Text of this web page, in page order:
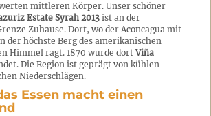
mittleren Körper. Unser schöner
Estate Syrah 2013 ist an der
Zuhause. Dort, wo der Aconcagua mit
der höchste Berg des amerikanischen
Himmel ragt. 1870 wurde dort Viña
Die Region ist geprägt von kühlen
Niederschlägen.
Essen macht einen